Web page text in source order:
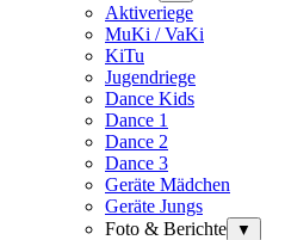
Aktiveriege
MuKi / VaKi
KiTu
Jugendriege
Dance Kids
Dance 1
Dance 2
Dance 3
Geräte Mädchen
Geräte Jungs
Foto & Berichte
▼